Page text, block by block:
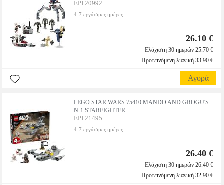
EPI.20992
4-7 εργάσιμες ημέρες
26.10 €
Ελάχιστη 30 ημερών 25.70 €
Προτεινόμενη λιανική 33.90 €
Αγορά
LEGO STAR WARS 75410 MANDO AND GROGU'S
N-1 STARFIGHTER
EPI.21495
4-7 εργάσιμες ημέρες
26.40 €
Ελάχιστη 30 ημερών 26.40 €
Προτεινόμενη λιανική 32.90 €